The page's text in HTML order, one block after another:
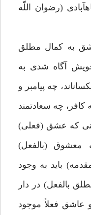
(رضوان اللّه
به كمال مطلق
آگاه شدى به
چه پيامبر و
چه سعادتمند
كه عشق (فعلى)
(بالفعل)
بايد به وجود
بالفعل) در دار
عاشق فعلاً موجود